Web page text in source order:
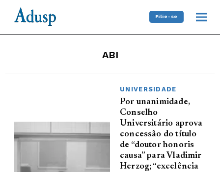
Filie-se
ABI
UNIVERSIDADE
Por unanimidade,
Conselho
Universitário aprova
concessão do título
de “doutor honoris
causa” para Vladimir
Herzog; “excelência